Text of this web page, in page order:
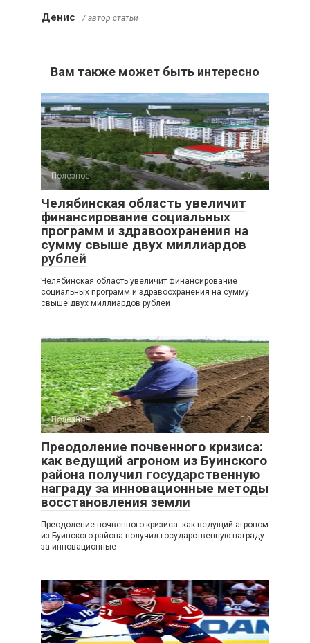
Денис / автор статьи
Вам также может быть интересно
Полезное 0
Челябинская область увеличит
финансирование социальных
программ и здравоохранения на
сумму свыше двух миллиардов
рублей
Челябинская область увеличит финансирование
социальных программ и здравоохранения на сумму
свыше двух миллиардов рублей
Полезное 0
Преодоление почвенного кризиса:
как ведущий агроном из Буинского
района получил государственную
награду за инновационные методы
восстановления земли
Преодоление почвенного кризиса: как ведущий агроном
из Буинского района получил государственную награду
за инновационные